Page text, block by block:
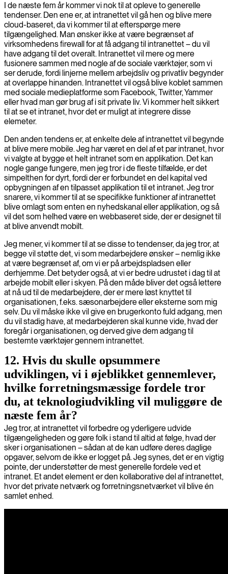
I de næste fem år kommer vi nok til at opleve to generelle
tendenser. Den ene er, at intranettet vil gå hen og blive mere
cloud-baseret, da vi kommer til at efterspørge mere
tilgængelighed. Man ønsker ikke at være begrænset af
virksomhedens firewall for at få adgang til intranettet – du vil
have adgang til det overalt. Intranettet vil mere og mere
fusionere sammen med nogle af de sociale værktøjer, som vi
ser derude, fordi linjerne mellem arbejdsliv og privatliv begynder
at overlappe hinanden. Intranettet vil også blive koblet sammen
med sociale medieplatforme som Facebook, Twitter, Yammer
eller hvad man gør brug af i sit private liv. Vi kommer helt sikkert
til at se et intranet, hvor det er muligt at integrere disse
elemeter.
Den anden tendens er, at enkelte dele af intranettet vil begynde
at blive mere mobile. Jeg har været en del af et par intranet, hvor
vi valgte at bygge et helt intranet som en applikation. Det kan
nogle gange fungere, men jeg tror i de fleste tilfælde, er det
simpelthen for dyrt, fordi der er forbundet en del kapital ved
opbygningen af en tilpasset applikation til et intranet. Jeg tror
snarere, vi kommer til at se specifikke funktioner af intranettet
blive omlagt som enten en nyhedskanal eller applikation, og så
vil det som helhed være en webbaseret side, der er designet til
at blive anvendt mobilt.
Jeg mener, vi kommer til at se disse to tendenser, da jeg tror, at
begge vil støtte det, vi som medarbejdere ønsker – nemlig ikke
at være begrænset af, om vi er på arbejdspladsen eller
derhjemme. Det betyder også, at vi er bedre udrustet i dag til at
arbejde mobilt eller i skyen. På den måde bliver det også lettere
at nå ud til de medarbejdere, der er mere løst knyttet til
organisationen, f.eks. sæsonarbejdere eller eksterne som mig
selv. Du vil måske ikke vil give en brugerkonto fuld adgang, men
du vil stadig have, at medarbejderen skal kunne vide, hvad der
foregår i organisationen, og derved give dem adgang til
bestemte værktøjer gennem intranettet.
12. Hvis du skulle opsummere
udviklingen, vi i øjeblikket gennemlever,
hvilke forretningsmæssige fordele tror
du, at teknologiudvikling vil muliggøre de
næste fem år?
Jeg tror, at intranettet vil forbedre og yderligere udvide
tilgængeligheden og gøre folk i stand til altid at følge, hvad der
sker i organisationen – sådan at de kan udføre deres daglige
opgaver, selvom de ikke er logget på. Jeg synes, det er en vigtig
pointe, der understøtter de mest generelle fordele ved et
intranet. Et andet element er den kollaborative del af intranettet,
hvor det private netværk og forretningsnetværket vil blive én
samlet enhed.